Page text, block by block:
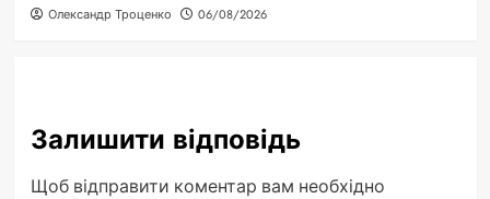
Олександр Троценко 06/08/2026
Залишити відповідь
Щоб відправити коментар вам необхідно